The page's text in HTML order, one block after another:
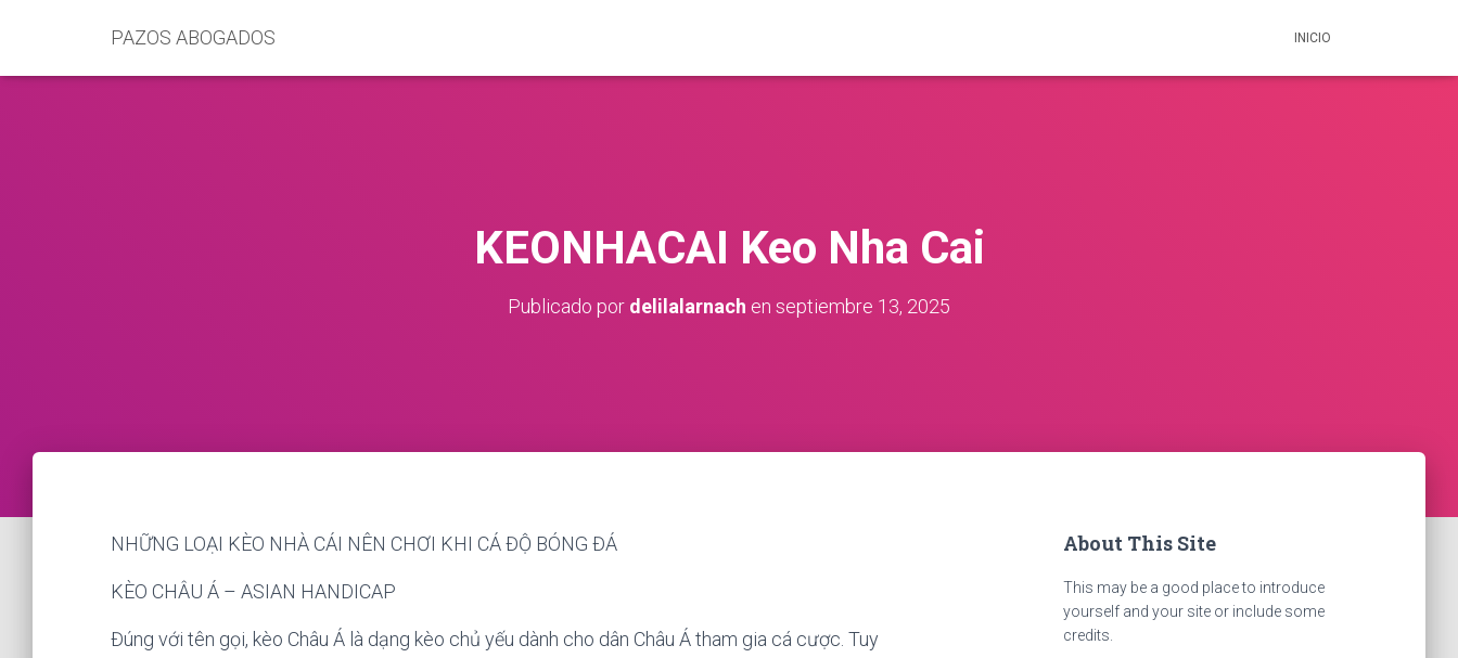
PAZOS ABOGADOS INICIO
KEONHACAI Keo Nha Cai
Publicado por delilalarnach en septiembre 13, 2025
NHỮNG LOẠI KÈO NHÀ CÁI NÊN CHƠI KHI CÁ ĐỘ BÓNG ĐÁ
KÈO CHÂU Á – ASIAN HANDICAP
Đúng với tên gọi, kèo Châu Á là dạng kèo chủ yếu dành cho dân Châu Á tham gia cá cược. Tuy
About This Site
This may be a good place to introduce
yourself and your site or include some
credits.